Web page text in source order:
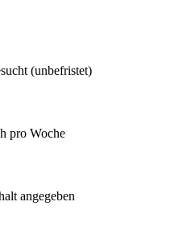
(unbefristet)
pro Woche
angegeben